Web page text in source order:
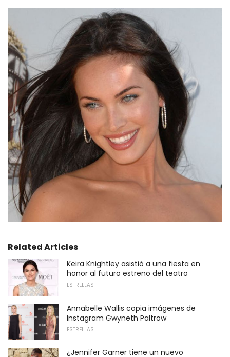
Related Articles
Keira Knightley asistió a una fiesta en
honor al futuro estreno del teatro
ESTRELLAS
Annabelle Wallis copia imágenes de
Instagram Gwyneth Paltrow
ESTRELLAS
¿Jennifer Garner tiene un nuevo